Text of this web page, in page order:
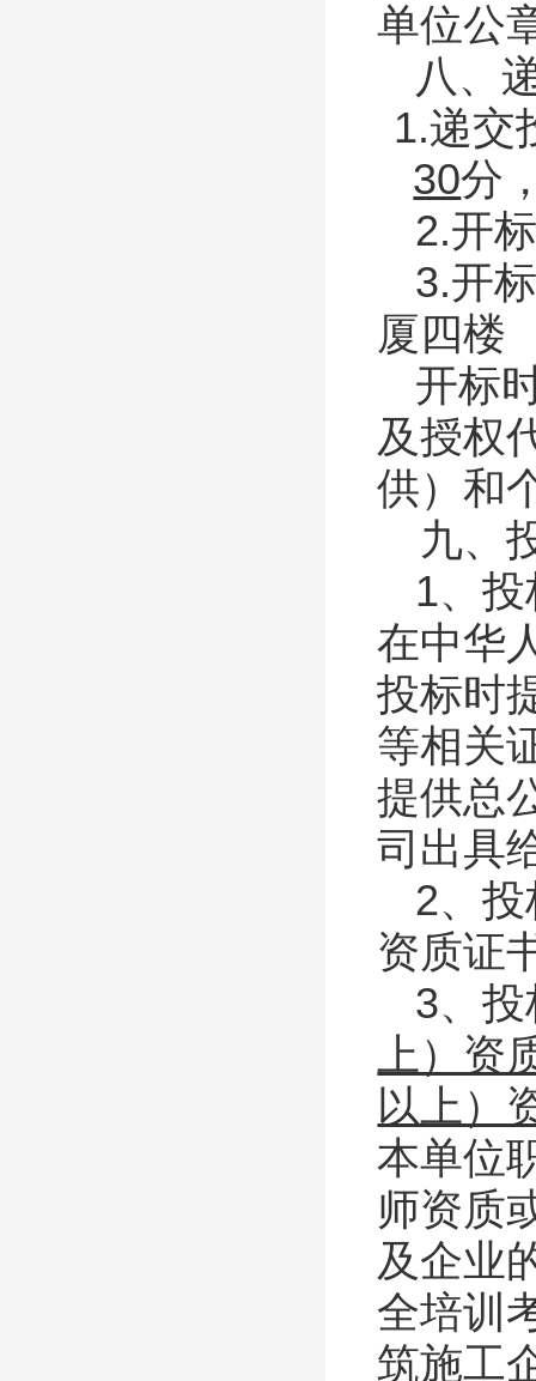
单位公
八、
1.递交
30分
2.开
3.开
厦四楼
开标
及授权
供）和
九、
1、
在中华
投标时
等相关
提供总
司出具
2、
资质证
3、
上）资
以上）
本单位
师资质
及企业
全培训
筑施工